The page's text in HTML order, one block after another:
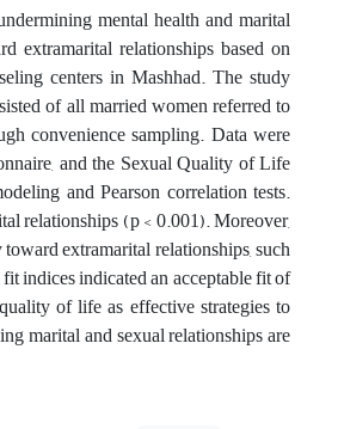
mental health and marital
extramarital relationships based on
centers in Mashhad. The study
of all married women referred to
convenience sampling. Data were
and the Sexual Quality of Life
and Pearson correlation tests.
relationships (p < 0.001). Moreover,
extramarital relationships, such
indices indicated an acceptable fit of
of life as effective strategies to
marital and sexual relationships are